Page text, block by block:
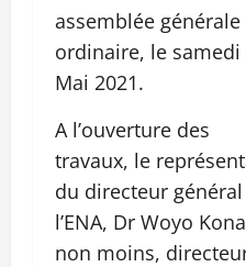
assemblée générale
ordinaire, le samedi
Mai 2021.
A l’ouverture des
travaux, le
du directeur
l’ENA, Dr Woyo
non moins,